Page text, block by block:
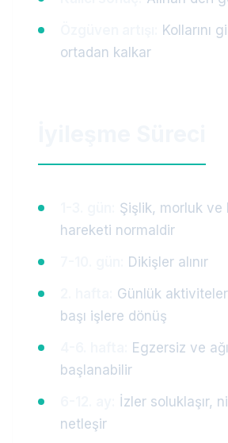
Kollarını
ortadan kalkar
Şişlik, morluk ve
hareketi normaldir
Dikişler alınır
Günlük
başı işlere dönüş
Egzersiz ve
başlanabilir
İzler soluklaşır,
netleşir